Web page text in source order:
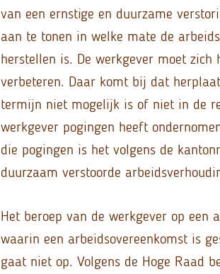
van een ernstige en duurzame
aan te tonen in welke mate de
herstellen is. De werkgever moet
verbeteren. Daar komt bij dat
termijn niet mogelijk is of niet in de
werkgever pogingen heeft
die pogingen is het volgens de
duurzaam verstoorde
Het beroep van de werkgever op een
waarin een arbeidsovereenkomst is
gaat niet op. Volgens de Hoge Raad